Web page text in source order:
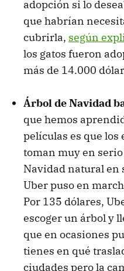
adopción si lo
que habrían
cubrirla, según
los gatos fueron
más de 14.000
Árbol de Navidad
que hemos
películas es que los
toman muy en
Navidad natural en
Uber puso en
Por 135 dólares,
escoger un árbol y
que en ocasiones
tienes en qué
ciudades pero la